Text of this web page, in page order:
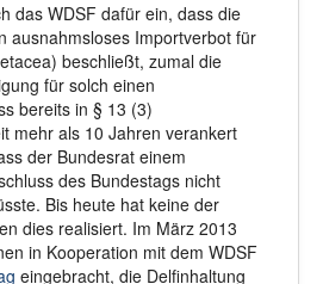
das WDSF dafür ein, dass die
ausnahmsloses Importverbot für
beschließt, zumal die
für solch einen
bereits in § 13 (3)
mehr als 10 Jahren verankert
der Bundesrat einem
des Bundestags nicht
Bis heute hat keine der
dies realisiert. Im März 2013
in Kooperation mit dem WDSF
eingebracht, die Delfinhaltung